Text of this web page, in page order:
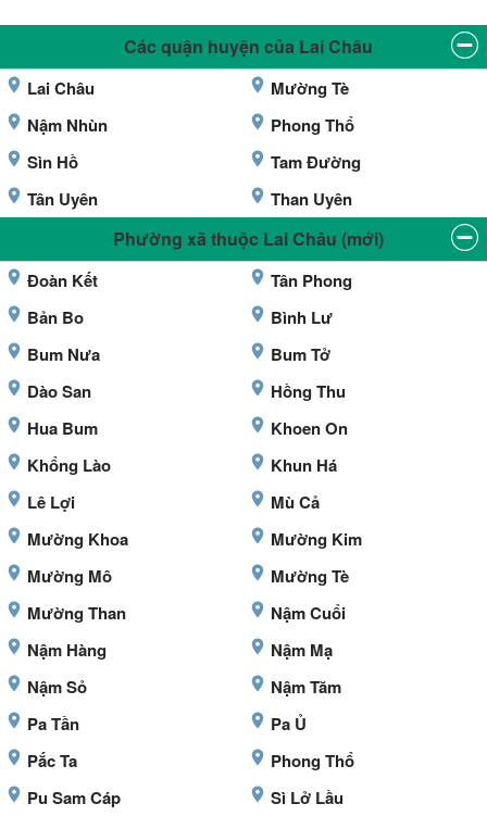
Các quận huyện của Lai Châu
Lai Châu
Mường Tè
Nậm Nhùn
Phong Thổ
Sìn Hồ
Tam Đường
Tân Uyên
Than Uyên
Phường xã thuộc Lai Châu (mới)
Đoàn Kết
Tân Phong
Bản Bo
Bình Lư
Bum Nưa
Bum Tở
Dào San
Hồng Thu
Hua Bum
Khoen On
Khổng Lào
Khun Há
Lê Lợi
Mù Cả
Mường Khoa
Mường Kim
Mường Mô
Mường Tè
Mường Than
Nậm Cuổi
Nậm Hàng
Nậm Mạ
Nậm Sỏ
Nậm Tăm
Pa Tần
Pa Ủ
Pắc Ta
Phong Thổ
Pu Sam Cáp
Sì Lở Lầu